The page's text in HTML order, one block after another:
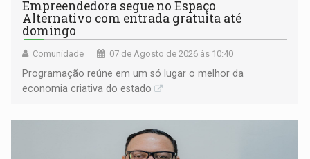
Empreendedora segue no Espaço
Alternativo com entrada gratuita até
domingo
Comunidade 07 de Agosto de 2026 às 10:40
Programação reúne em um só lugar o melhor da
economia criativa do estado